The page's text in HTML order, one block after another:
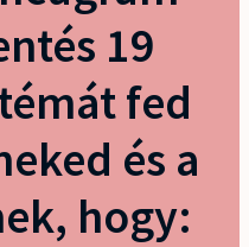
19
fed
és a
hogy: